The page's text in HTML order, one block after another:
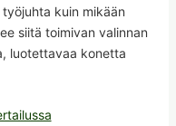
kuin mikään
siitä toimivan valinnan
luotettavaa konetta